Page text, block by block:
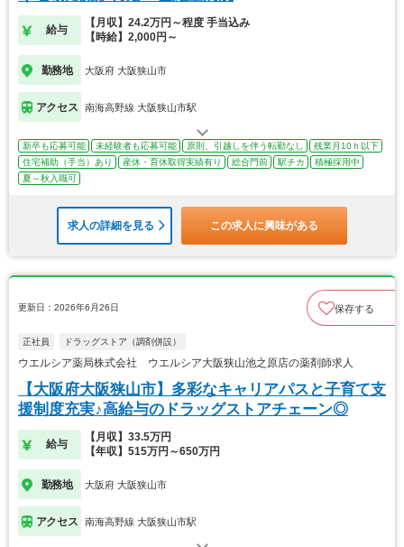
給与
【月収】24.2万円～程度 手当込み
【時給】2,000円～
勤務地 大阪府 大阪狭山市
アクセス 南海高野線 大阪狭山市駅
新卒も応募可能 未経験者も応募可能 原則、引越しを伴う転勤なし
残業月10ｈ以下
住宅補助（手当）あり
産休・育休取得実績有り 総合門前 駅チカ
積極採用中
夏～秋入職可
求人の詳細を見る この求人に興味がある
更新日：2026年6月26日 保存する
正社員 ドラッグストア（調剤併設）
ウエルシア薬局株式会社 ウエルシア大阪狭山池之原店の薬剤師求人
【大阪府大阪狭山市】多彩なキャリアパスと子育て支
援制度充実♪高給与のドラッグストアチェーン◎
給与
【月収】33.5万円
【年収】515万円～650万円
勤務地 大阪府 大阪狭山市
アクセス 南海高野線 大阪狭山市駅